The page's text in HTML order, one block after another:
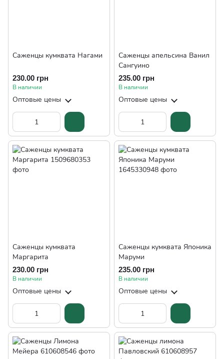
Саженцы кумквата Нагами
230.00 грн
В наличии
Оптовые цены
Саженцы апельсина Ванил
Сангуино
235.00 грн
В наличии
Оптовые цены
Саженцы кумквата
Маргарита
230.00 грн
В наличии
Оптовые цены
Саженцы кумквата Японика
Маруми
235.00 грн
В наличии
Оптовые цены